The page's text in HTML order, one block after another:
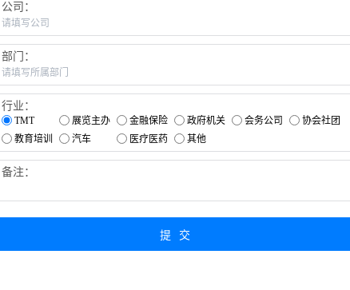
公司：
部门：
行业：
TMT 展览主办 金融保险 政府机关 会务公司
协会社团
教育培训
汽车 医疗医药 其他
备注：
提交